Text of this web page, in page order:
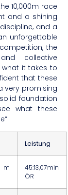
10,000m race
and a shining
and a
unforgettable
the
collective
it takes to
that these
very promising
foundation
what these
Leistung
m
45:13,07min
ÖR